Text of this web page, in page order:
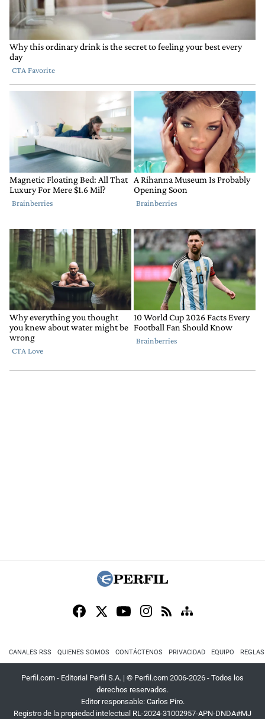
CANALES RSS QUIENES SOMOS CONTÁCTENOS PRIVACIDAD EQUIPO
Perfil.com - Editorial Perfil S.A. | © Perfil.com 2006-2026 - Todos los
derechos reservados.
Editor responsable: Carlos Piro.
Registro de la propiedad intelectual RL-2024-31002957-APN-DNDA#MJ